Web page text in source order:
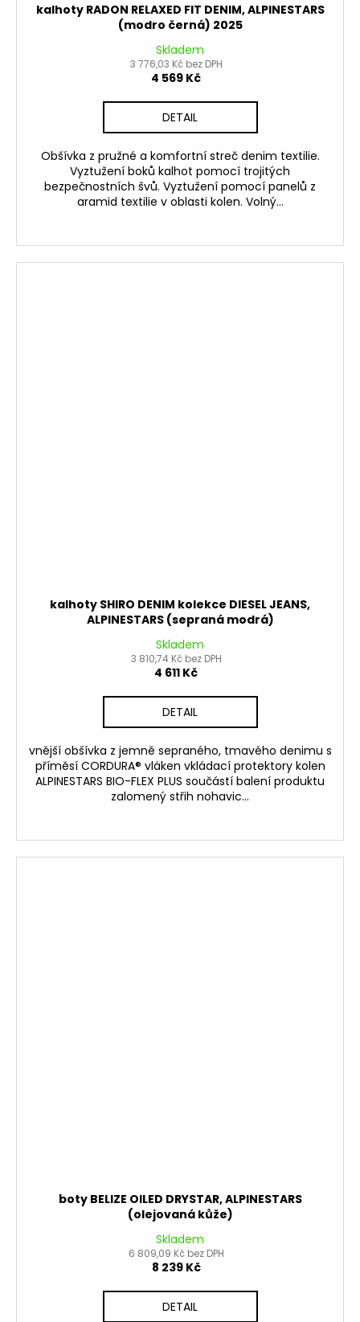
kalhoty RADON RELAXED FIT DENIM, ALPINESTARS
(modro černá) 2025
Skladem
3 776,03 Kč bez DPH
4 569 Kč
DETAIL
Obšívka z pružné a komfortní streč denim textilie.
Vyztužení boků kalhot pomocí trojitých
bezpečnostních švů. Vyztužení pomocí panelů z
aramid textilie v oblasti kolen. Volný...
kalhoty SHIRO DENIM kolekce DIESEL JEANS,
ALPINESTARS (sepraná modrá)
Skladem
3 810,74 Kč bez DPH
4 611 Kč
DETAIL
vnější obšívka z jemně sepraného, tmavého denimu s
příměsí CORDURA® vláken vkládací protektory kolen
ALPINESTARS BIO-FLEX PLUS součástí balení produktu
zalomený střih nohavic...
boty BELIZE OILED DRYSTAR, ALPINESTARS
(olejovaná kůže)
Skladem
6 809,09 Kč bez DPH
8 239 Kč
DETAIL